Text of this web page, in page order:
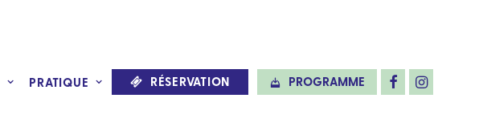
PRATIQUE RÉSERVATION PROGRAMME